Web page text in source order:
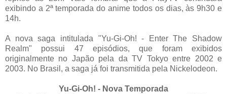
exibindo a 2ª temporada do anime todos os dias, às 9h30 e
14h.
A nova saga intitulada "Yu-Gi-Oh! - Enter The Shadow
Realm" possui 47 episódios, que foram exibidos
originalmente no Japão pela da TV Tokyo entre 2002 e
2003. No Brasil, a saga já foi transmitida pela Nickelodeon.
Yu-Gi-Oh! - Nova Temporada